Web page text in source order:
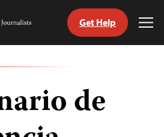
Get Help
de